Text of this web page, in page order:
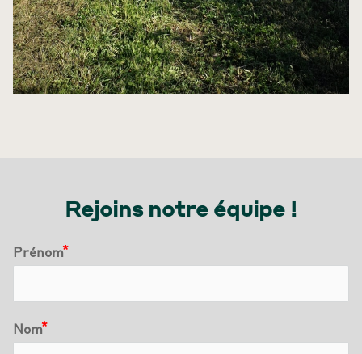
Rejoins notre équipe !
Prénom
Nom